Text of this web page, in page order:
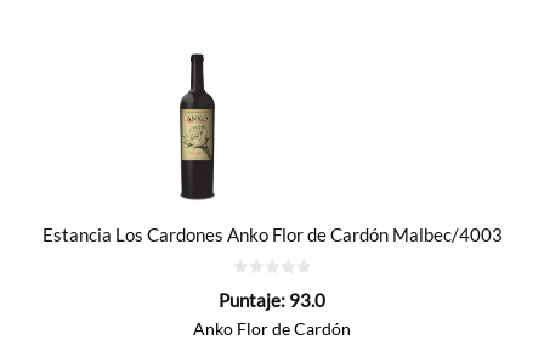
Estancia Los Cardones Anko Flor de Cardón Malbec/4003
de
Puntaje: 93.0
Anko Flor de Cardón